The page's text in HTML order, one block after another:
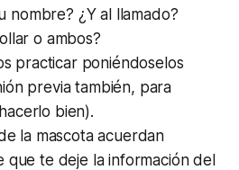
nombre? ¿Y al llamado?
o ambos?
practicar poniéndoselos
previa también, para
bien).
la mascota acuerdan
que te deje la información del